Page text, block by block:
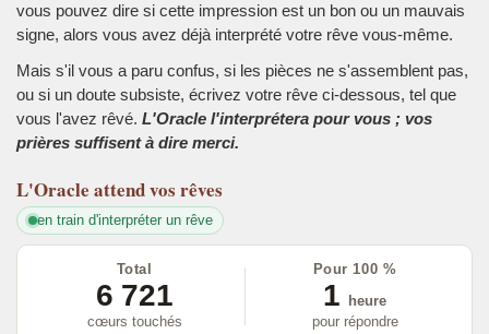
vous pouvez dire si cette impression est un bon ou un mauvais
signe, alors vous avez déjà interprété votre rêve vous-même.
Mais s'il vous a paru confus, si les pièces ne s'assemblent pas,
ou si un doute subsiste, écrivez votre rêve ci-dessous, tel que
vous l'avez rêvé. L'Oracle l'interprétera pour vous ; vos
prières suffisent à dire merci.
L'Oracle attend vos rêves
en train d'interpréter un rêve
Total
6 721
cœurs touchés
Pour 100 %
1
heure
pour répondre